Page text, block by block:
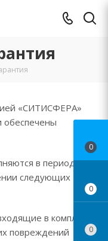
«СИТИСФЕРА»
обеспечены
в период
следующих
в комплект
повреждений
0
0
0